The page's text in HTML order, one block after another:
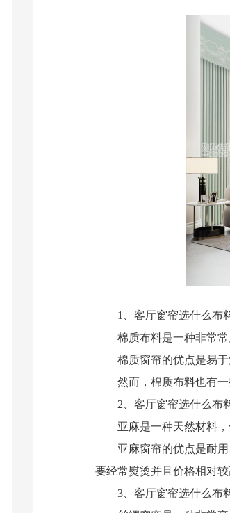
1、客厅窗帘选什么布
棉质布料是一种非常常
棉质窗帘的优点是易于
然而，棉质布料也有一
2、客厅窗帘选什么布
亚麻是一种天然材料，
亚麻窗帘的优点是耐用
要经常熨烫并且价格相对较
3、客厅窗帘选什么布